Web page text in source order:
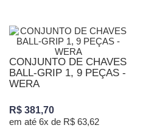
CONJUNTO DE CHAVES
BALL-GRIP 1, 9 PEÇAS -
WERA
R$ 381,70
em até 6x de R$ 63,62